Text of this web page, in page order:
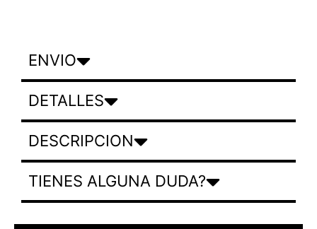
ENVIO
DETALLES
DESCRIPCION
TIENES ALGUNA DUDA?